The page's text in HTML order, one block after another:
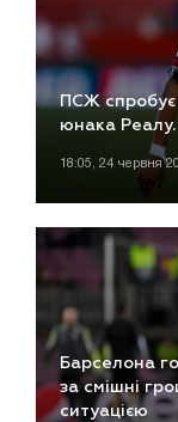
ПСЖ спробує
юнака Реалу.
18:05, 24 червня
Барселона
за смішні
ситуацією